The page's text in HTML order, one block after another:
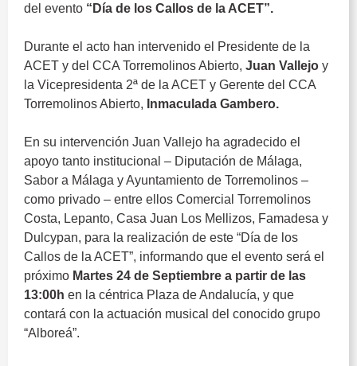
del evento “Día de los Callos de la ACET”.
Durante el acto han intervenido el Presidente de la
ACET y del CCA Torremolinos Abierto, Juan Vallejo y
la Vicepresidenta 2ª de la ACET y Gerente del CCA
Torremolinos Abierto, Inmaculada Gambero.
En su intervención Juan Vallejo ha agradecido el
apoyo tanto institucional – Diputación de Málaga,
Sabor a Málaga y Ayuntamiento de Torremolinos –
como privado – entre ellos Comercial Torremolinos
Costa, Lepanto, Casa Juan Los Mellizos, Famadesa y
Dulcypan, para la realización de este “Día de los
Callos de la ACET”, informando que el evento será el
próximo Martes 24 de Septiembre a partir de las
13:00h en la céntrica Plaza de Andalucía, y que
contará con la actuación musical del conocido grupo
“Alboreá”.